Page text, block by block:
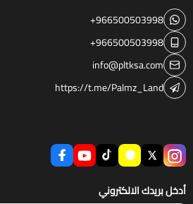
+966500503998
+966500503998
info@pltksa.com
https://t.me/Palmz_Land
أدخل بريدك الالكتروني